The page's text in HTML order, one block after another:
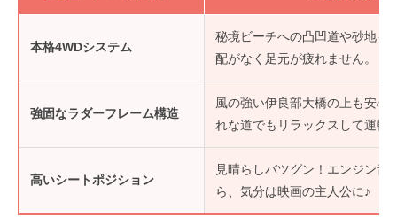
本格4WDシステム
秘境ビーチへの凸凹道や砂地も
配がなく足元が疲れません。
強固なラダーフレーム構造
風の強い伊良部大橋の上も安心
れな道でもリラックスして運転
高いシートポジション
見晴らしバツグン！エンジン音
ら、気分は映画の主人公に♪